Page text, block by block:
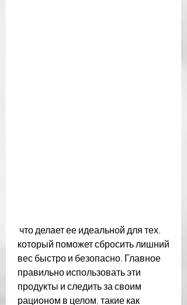
который поможет сбросить лишний
вес быстро и безопасно. Главное
правильно использовать эти
продукты и следить за своим
рационом в целом, такие как